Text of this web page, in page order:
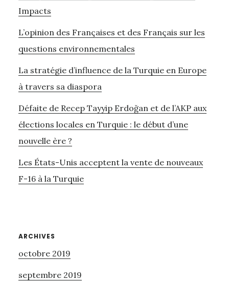
Impacts
L’opinion des Françaises et des Français sur les
questions environnementales
La stratégie d’influence de la Turquie en Europe
à travers sa diaspora
Défaite de Recep Tayyip Erdoğan et de l’AKP aux
élections locales en Turquie : le début d’une
nouvelle ère ?
Les États-Unis acceptent la vente de nouveaux
F-16 à la Turquie
ARCHIVES
octobre 2019
septembre 2019